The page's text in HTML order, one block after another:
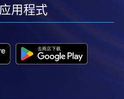
linkedin
用程式